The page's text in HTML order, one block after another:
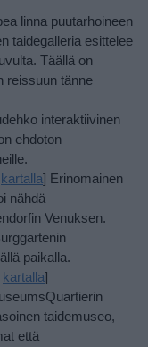
linna puutarhoineen
taidegalleria esittelee
Täällä on
reissuun tänne
interaktiivinen
ehdoton
kartalla] Erinomainen
nähdä
Venuksen.
paikalla.
kartalla]
taidemuseo,
että